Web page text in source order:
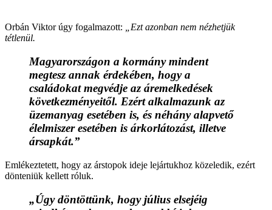
Orbán Viktor úgy fogalmazott:
„Ezt azonban nem nézhetjük
tétlenül.
Magyarországon a kormány mindent
megtesz annak érdekében, hogy a
családokat megvédje az áremelkedések
következményeitől. Ezért alkalmazunk az
üzemanyag esetében is, és néhány alapvető
élelmiszer esetében is árkorlátozást, illetve
ársapkát.”
Emlékeztetett, hogy az árstopok ideje lejártukhoz közeledik, ezért
dönteniük kellett róluk.
„Úgy döntöttünk, hogy július elsejéig